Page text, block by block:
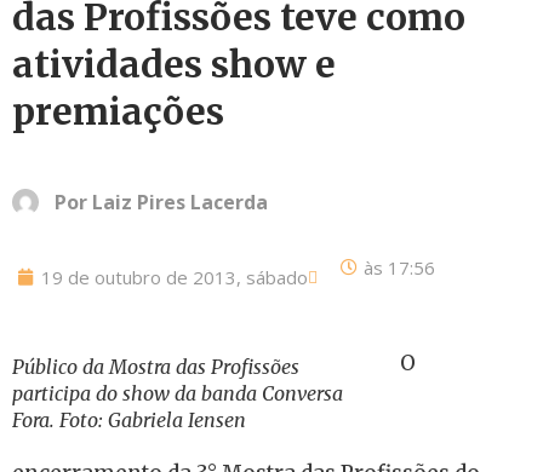
das Profissões teve como
atividades show e
premiações
Por Laiz Pires Lacerda
19 de outubro de 2013, sábado às 17:56
Público da Mostra das Profissões
participa do show da banda Conversa
Fora. Foto: Gabriela Iensen
O